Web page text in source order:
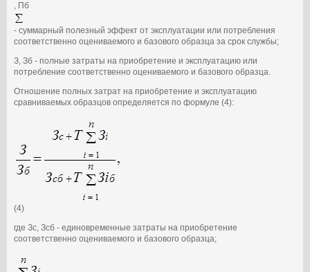
, Пб
- суммарный полезный эффект от эксплуатации или потребления
соответственно оцениваемого и базового образца за срок службы;
З, Зб - полные затраты на приобретение и эксплуатацию или
потребление соответственно оцениваемого и базового образца.
Отношение полных затрат на приобретение и эксплуатацию
сравниваемых образцов определяется по формуле (4):
(4)
где Зс, Зсб - единовременные затраты на приобретение
соответственно оцениваемого и базового образца;